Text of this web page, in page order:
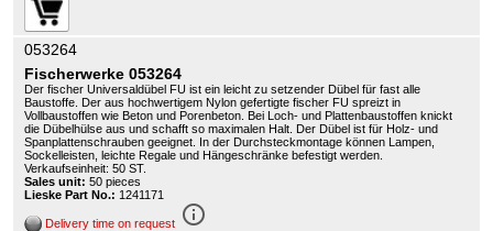
053264
Fischerwerke 053264
Der fischer Universaldübel FU ist ein leicht zu setzender Dübel für fast alle
Baustoffe. Der aus hochwertigem Nylon gefertigte fischer FU spreizt in
Vollbaustoffen wie Beton und Porenbeton. Bei Loch- und Plattenbaustoffen knickt
die Dübelhülse aus und schafft so maximalen Halt. Der Dübel ist für Holz- und
Spanplattenschrauben geeignet. In der Durchsteckmontage können Lampen,
Sockelleisten, leichte Regale und Hängeschränke befestigt werden.
Verkaufseinheit: 50 ST.
Sales unit: 50 pieces
Lieske Part No.: 1241171
Delivery time on request info_outline